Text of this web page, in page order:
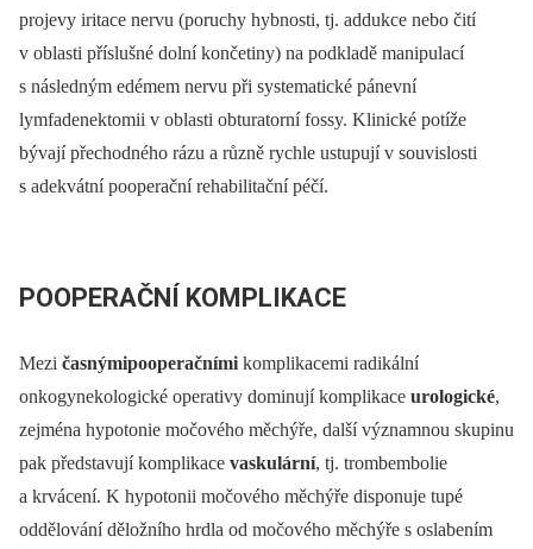
projevy iritace nervu (poruchy hybnosti, tj. addukce nebo čití
v oblasti příslušné dolní končetiny) na podkladě manipulací
s následným edémem nervu při systematické pánevní
lymfadenektomii v oblasti obturatorní fossy. Klinické potíže
bývají přechodného rázu a různě rychle ustupují v souvislosti
s adekvátní pooperační rehabilitační péčí.
POOPERAČNÍ KOMPLIKACE
Mezi časnýmipooperačními komplikacemi radikální
onkogynekologické operativy dominují komplikace urologické,
zejména hypotonie močového měchýře, další významnou skupinu
pak představují komplikace vaskulární, tj. trombembolie
a krvácení. K hypotonii močového měchýře disponuje tupé
oddělování děložního hrdla od močového měchýře s oslabením